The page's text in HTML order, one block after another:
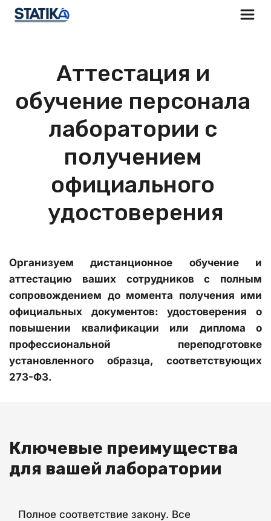
Аттестация и
обучение персонала
лаборатории с
получением
официального
удостоверения
Организуем дистанционное обучение и
аттестацию ваших сотрудников с полным
сопровождением до момента получения ими
официальных документов: удостоверения о
повышении квалификации или диплома о
профессиональной переподготовке
установленного образца, соответствующих
273-ФЗ.
Ключевые преимущества
для вашей лаборатории
Полное соответствие закону. Все